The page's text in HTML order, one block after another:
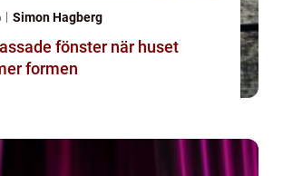
Simon Hagberg
fönster när huset
formen